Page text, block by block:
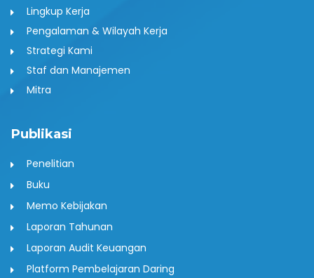
Lingkup Kerja
Pengalaman & Wilayah Kerja
Strategi Kami
Staf dan Manajemen
Mitra
Publikasi
Penelitian
Buku
Memo Kebijakan
Laporan Tahunan
Laporan Audit Keuangan
Platform Pembelajaran Daring